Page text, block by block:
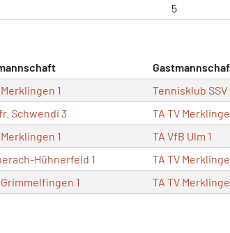
5
1 Tennisklub SSV
Schwendi 3 TA TV
1 TA VfB Ulm 1
Hühnerfeld 1 TA TV
Grimmelfingen 1 TA TV